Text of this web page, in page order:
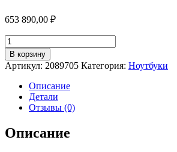
653 890,00 ₽
Количество
товара
Ноутбук
MSI
Titan
A2XWJG-
206RU,
В корзину
Артикул: 2089705 Категория: Ноутбуки
Описание
Детали
Отзывы (0)
Описание